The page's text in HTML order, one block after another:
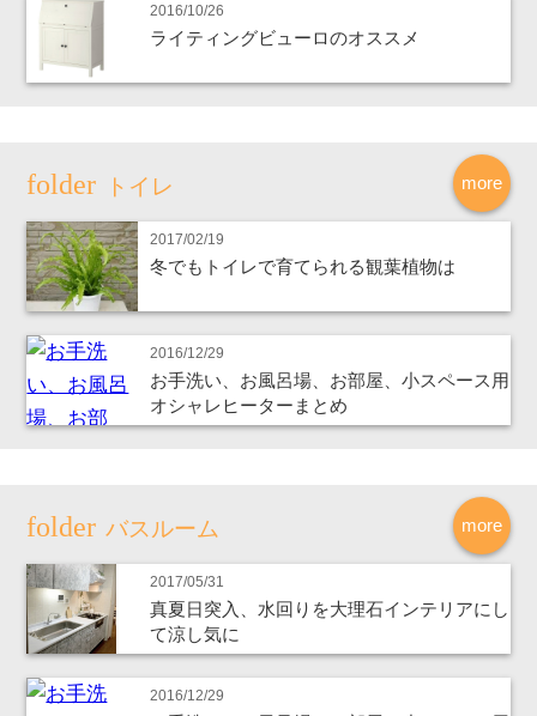
2016/10/26
ライティングビューロのオススメ
more
トイレ
2017/02/19
冬でもトイレで育てられる観葉植物は
2016/12/29
お手洗い、お風呂場、お部屋、小スペース用
オシャレヒーターまとめ
more
バスルーム
2017/05/31
真夏日突入、水回りを大理石インテリアにし
て涼し気に
2016/12/29